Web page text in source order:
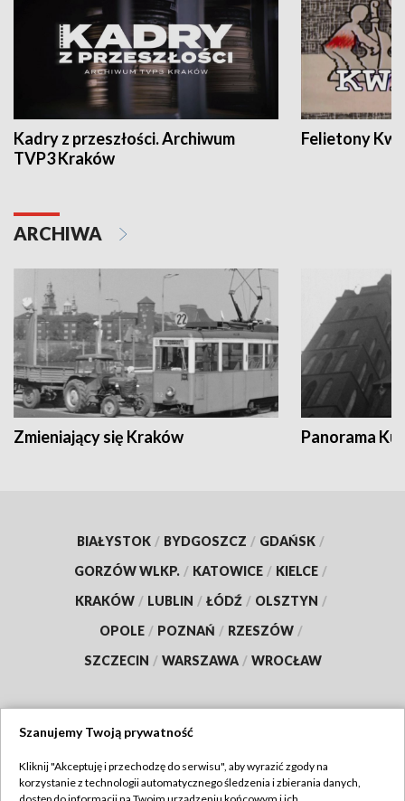
Kadry z przeszłości. Archiwum
TVP3 Kraków
Felietony
ARCHIWA
Zmieniający się Kraków Panorama
BIAŁYSTOK / BYDGOSZCZ / GDAŃSK /
GORZÓW WLKP. / KATOWICE / KIELCE /
KRAKÓW / LUBLIN / ŁÓDŹ / OLSZTYN /
OPOLE / POZNAŃ / RZESZÓW /
SZCZECIN / WARSZAWA / WROCŁAW
TVP
Szanujemy Twoją prywatność
Kliknij "Akceptuję i przechodzę do serwisu", aby wyrazić zgody na
korzystanie z technologii automatycznego śledzenia i zbierania danych,